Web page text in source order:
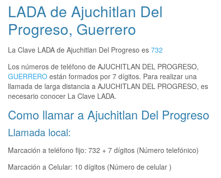
LADA de Ajuchitlan Del
Progreso, Guerrero
La Clave LADA de Ajuchitlan Del Progreso es 732
Los números de teléfono de AJUCHITLAN DEL PROGRESO,
GUERRERO están formados por 7 dígitos. Para realizar una
llamada de larga distancia a AJUCHITLAN DEL PROGRESO, es
necesario conocer La Clave LADA.
Como llamar a Ajuchitlan Del Progreso
Llamada local:
Marcación a teléfono fijo: 732 + 7 dígitos (Número telefónico)
Marcación a Celular: 10 dígitos (Número de celular )